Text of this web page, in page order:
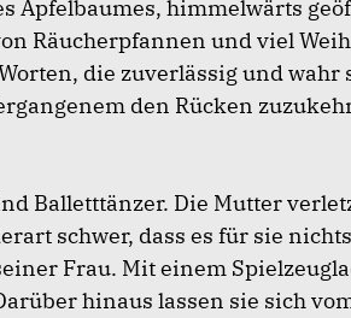
Apfelbaumes, himmelwärts
Räucherpfannen und viel
die zuverlässig und
den Rücken
Balletttänzer. Die Mutter
schwer, dass es für sie
Frau. Mit einem
hinaus lassen sie sich